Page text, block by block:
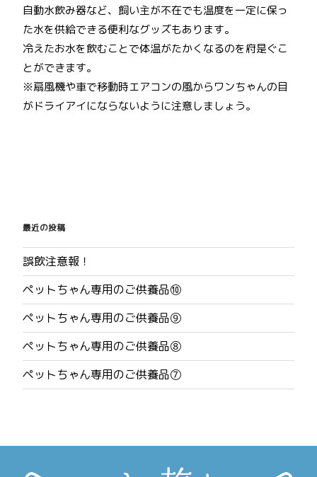
自動水飲み器など、飼い主が不在でも温度を一定に保っ
た水を供給できる便利なグッズもあります。
冷えたお水を飲むことで体温がたかくなるのを府是ぐこ
とができます。
※扇風機や車で移動時エアコンの風からワンちゃんの目
がドライアイにならないように注意しましょう。
稿
ナ
ビ
ゲ
ー
シ
最近の投稿
誤飲注意報！
ペットちゃん専用のご供養品⑩
ペットちゃん専用のご供養品⑨
ペットちゃん専用のご供養品⑧
ペットちゃん専用のご供養品⑦